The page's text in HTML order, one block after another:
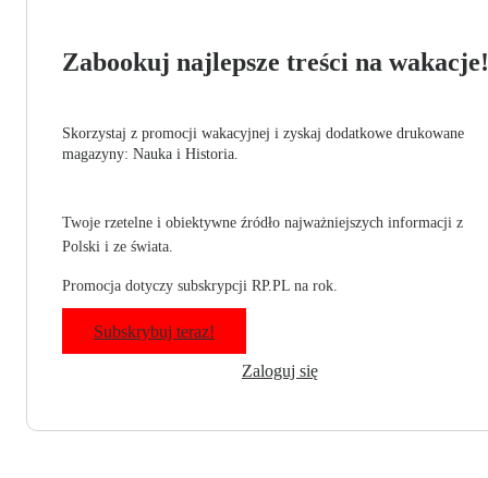
Zabookuj najlepsze treści na wakacje!
Skorzystaj z promocji wakacyjnej i zyskaj dodatkowe drukowane
magazyny: Nauka i Historia.
Twoje rzetelne i obiektywne źródło najważniejszych informacji z
Polski i ze świata.
Promocja dotyczy subskrypcji RP.PL na rok.
Subskrybuj teraz!
Zaloguj się